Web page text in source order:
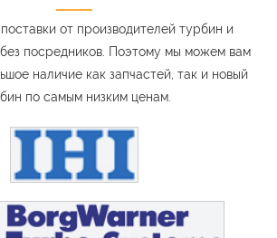
от производителей турбин и
посредников. Поэтому мы можем вам
наличие как запчастей, так и новый
по самым низким ценам.